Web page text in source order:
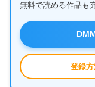
無料で読める作品も
登録